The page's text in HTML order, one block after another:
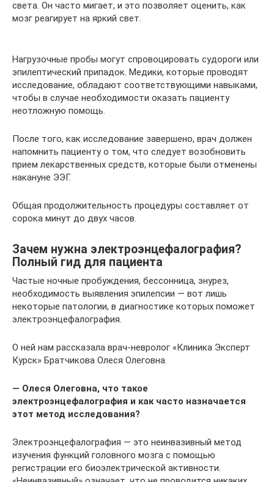
света. Он часто мигает, и это позволяет оценить, как
мозг реагирует на яркий свет.
Нагрузочные пробы могут спровоцировать судороги или
эпилептический припадок. Медики, которые проводят
исследование, обладают соответствующими навыками,
чтобы в случае необходимости оказать пациенту
неотложную помощь.
После того, как исследование завершено, врач должен
напомнить пациенту о том, что следует возобновить
прием лекарственных средств, которые были отменены
накануне ЭЭГ.
Общая продолжительность процедуры составляет от
сорока минут до двух часов.
Зачем нужна электроэнцефалография?
Полный гид для пациента
Частые ночные пробуждения, бессонница, энурез,
необходимость выявления эпилепсии — вот лишь
некоторые патологии, в диагностике которых поможет
электроэнцефалография.
О ней нам рассказала врач-невролог «Клиника Эксперт
Курск» Братчикова Олеся Олеговна.
— Олеся Олеговна, что такое
электроэнцефалография и как часто назначается
этот метод исследования?
Электроэнцефалография — это неинвазивный метод
изучения функций головного мозга с помощью
регистрации его биоэлектрической активности.